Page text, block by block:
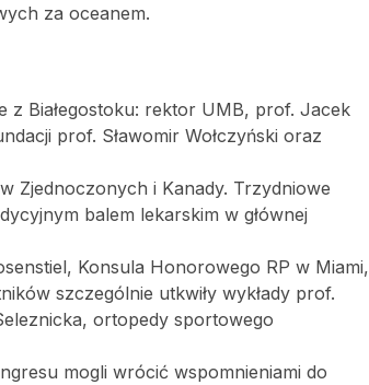
za oceanem.
z Białegostoku: rektor UMB, prof. Jacek
prof. Sławomir Wołczyński oraz
Zjednoczonych i Kanady. Trzydniowe
balem lekarskim w głównej
Konsula Honorowego RP w Miami,
szczególnie utkwiły wykłady prof.
ortopedy sportowego
mogli wrócić wspomnieniami do